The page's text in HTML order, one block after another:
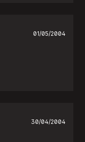
01/05/2004
30/04/2004